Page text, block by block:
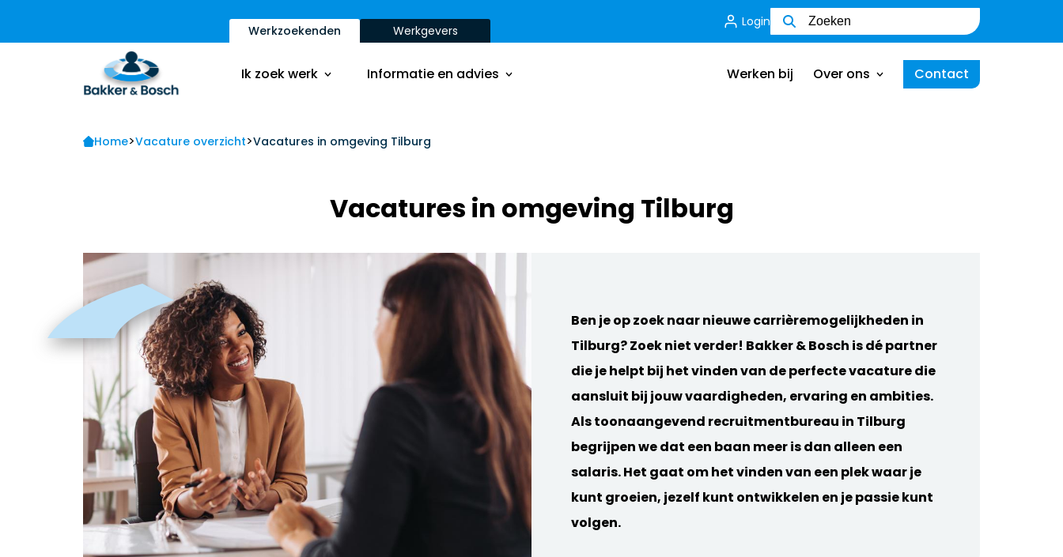
Werkzoekenden Werkgevers
Login
Ik zoek werk
Vacatures
Ik ben een werkgever
Informatie en advies
Onze aanpak
Onze opdrachtgevers
Werken bij Over ons Contact
Vacatures
Inschrijfformulier
Onze aanpak
Onze dienstverbanden
Wie zijn wij
Home>Vacature overzicht>Vacatures in omgeving Tilburg
Vacatures in omgeving Tilburg
Ben je op zoek naar nieuwe carrièremogelijkheden in
Tilburg? Zoek niet verder! Bakker & Bosch is dé partner
die je helpt bij het vinden van de perfecte vacature die
aansluit bij jouw vaardigheden, ervaring en ambities.
Als toonaangevend recruitmentbureau in Tilburg
begrijpen we dat een baan meer is dan alleen een
salaris. Het gaat om het vinden van een plek waar je
kunt groeien, jezelf kunt ontwikkelen en je passie kunt
volgen.